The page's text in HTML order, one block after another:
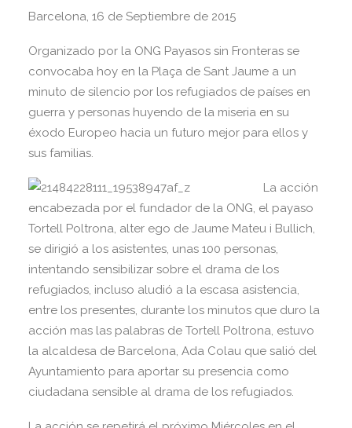
Barcelona, 16 de Septiembre de 2015
Organizado por la ONG Payasos sin Fronteras se
convocaba hoy en la Plaça de Sant Jaume a un
minuto de silencio por los refugiados de países en
guerra y personas huyendo de la miseria en su
éxodo Europeo hacia un futuro mejor para ellos y
sus familias.
La acción
encabezada por el fundador de la ONG, el payaso
Tortell Poltrona, alter ego de Jaume Mateu i Bullich,
se dirigió a los asistentes, unas 100 personas,
intentando sensibilizar sobre el drama de los
refugiados, incluso aludió a la escasa asistencia,
entre los presentes, durante los minutos que duro la
acción mas las palabras de Tortell Poltrona, estuvo
la alcaldesa de Barcelona, Ada Colau que salió del
Ayuntamiento para aportar su presencia como
ciudadana sensible al drama de los refugiados.